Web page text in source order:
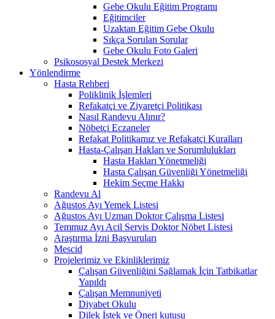
Gebe Okulu Eğitim Programı
Eğitimciler
Uzaktan Eğitim Gebe Okulu
Sıkça Sorulan Sorular
Gebe Okulu Foto Galeri
Psikososyal Destek Merkezi
Yönlendirme
Hasta Rehberi
Poliklinik İşlemleri
Refakatçi ve Ziyaretçi Politikası
Nasıl Randevu Alınır?
Nöbetçi Eczaneler
Refakat Politikamız ve Refakatçi Kuralları
Hasta-Çalışan Hakları ve Sorumlulukları
Hasta Hakları Yönetmeliği
Hasta Çalışan Güvenliği Yönetmeliği
Hekim Seçme Hakkı
Randevu Al
Ağustos Ayı Yemek Listesi
Ağustos Ayı Uzman Doktor Çalışma Listesi
Temmuz Ayı Acil Servis Doktor Nöbet Listesi
Araştırma İzni Başvuruları
Mescid
Projelerimiz ve Ekinliklerimiz
Çalışan Güvenliğini Sağlamak İçin Tatbikatlar
Yapıldı
Çalışan Memnuniyeti
Diyabet Okulu
Dilek İstek ve Öneri kutusu